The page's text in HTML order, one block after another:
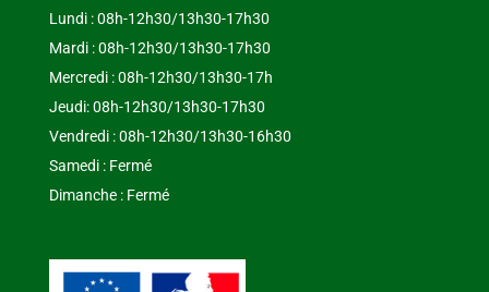
Lundi : 08h-12h30/13h30-17h30
Mardi : 08h-12h30/13h30-17h30
Mercredi : 08h-12h30/13h30-17h
Jeudi: 08h-12h30/13h30-17h30
Vendredi : 08h-12h30/13h30-16h30
Samedi : Fermé
Dimanche : Fermé